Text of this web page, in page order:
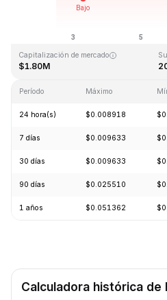
Última actualización: 2026-08-09, 11:55
Capitalización de mercado
$1.80M
Período Máximo
24 hora(s) $0.008918
7 días $0.009633
30 días $0.009633
90 días $0.025510
1 años $0.051362
Calculadora histórica de